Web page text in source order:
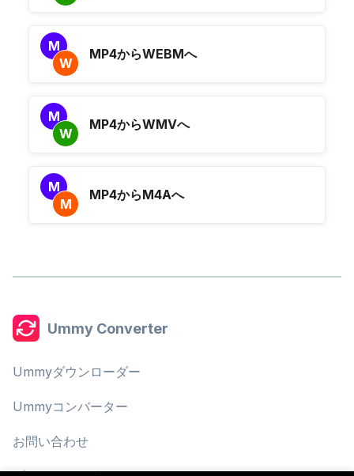
M
W
MP4からWEBMへ
M
W
MP4からWMVへ
M
M
MP4からM4Aへ
Ummy Converter
Ummyダウンローダー
Ummyコンバーター
お問い合わせ